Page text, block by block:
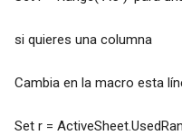
si quieres una columna
Cambia en la macro esta
Set r =